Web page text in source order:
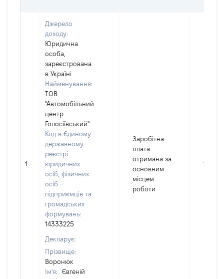
1
Джерело
доходу:
Юридична
особа,
зареєстрована
в Україні
Найменування:
ТОВ
"Автомобільний
центр
Голосіївський"
Код в Єдиному
державному
реєстрі
юридичних
осіб, фізичних
осіб –
підприємців та
громадських
формувань:
14333225
Декларує:
Прізвище:
Воронюк
Ім'я:
Євгеній
Заробітна
плата
отримана за
основним
місцем
роботи
155348